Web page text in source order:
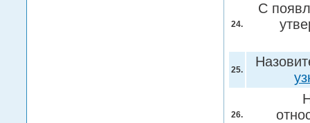
24.
С
25.
26.